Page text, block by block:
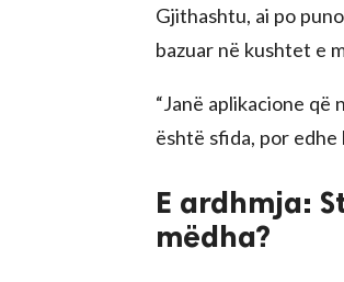
Gjithashtu, ai po
bazuar në kushtet e
“Janë aplikacione
është sfida, por edhe
E ardhmja:
mëdha?